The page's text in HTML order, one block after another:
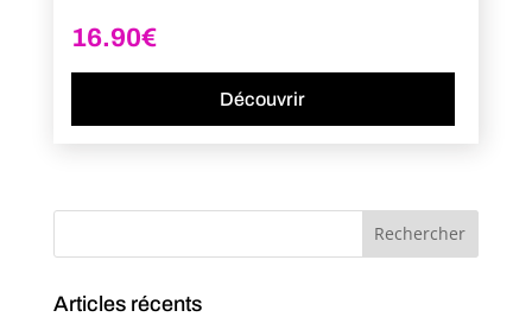
16.90€
Découvrir
Articles récents